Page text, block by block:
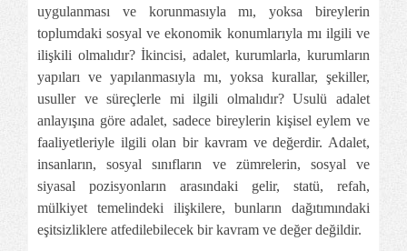
uygulanması ve korunmasıyla mı, yoksa bireylerin
toplumdaki sosyal ve ekonomik konumlarıyla mı ilgili ve
ilişkili olmalıdır? İkincisi, adalet, kurumlarla, kurumların
yapıları ve yapılanmasıyla mı, yoksa kurallar, şekiller,
usuller ve süreçlerle mi ilgili olmalıdır? Usulü adalet
anlayışına göre adalet, sadece bireylerin kişisel eylem ve
faaliyetleriyle ilgili olan bir kavram ve değerdir. Adalet,
insanların, sosyal sınıfların ve zümrelerin, sosyal ve
siyasal pozisyonların arasındaki gelir, statü, refah,
mülkiyet temelindeki ilişkilere, bunların dağıtımındaki
eşitsizliklere atfedilebilecek bir kavram ve değer değildir.